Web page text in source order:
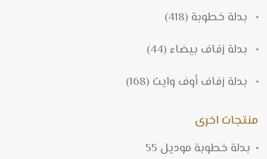
بدلة خطوبة (418)
بدلة زفاف بيضاء (44)
بدلة زفاف أوف وايت (168)
منتجات اخرى
بدلة خطوبة موديل 55